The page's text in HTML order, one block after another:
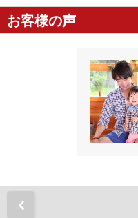
お客様の声